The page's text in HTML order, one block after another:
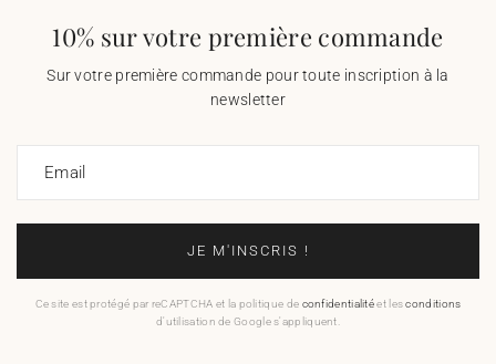
10% sur votre première commande
Sur votre première commande pour toute inscription à la
newsletter
Email
JE M'INSCRIS !
Ce site est protégé par reCAPTCHA et la politique de confidentialitéet lesconditions
d'utilisation de Google s'appliquent.